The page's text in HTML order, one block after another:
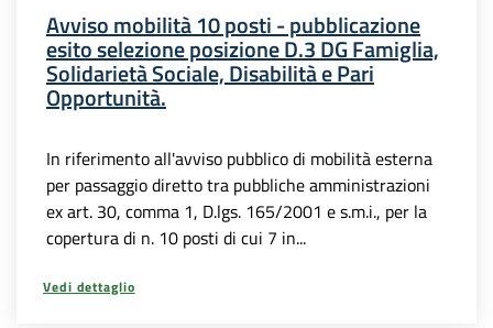
Avviso mobilità 10 posti - pubblicazione
esito selezione posizione D.3 DG Famiglia,
Solidarietà Sociale, Disabilità e Pari
Opportunità.
In riferimento all'avviso pubblico di mobilità esterna
per passaggio diretto tra pubbliche amministrazioni
ex art. 30, comma 1, D.lgs. 165/2001 e s.m.i., per la
copertura di n. 10 posti di cui 7 in...
Vedi dettaglio